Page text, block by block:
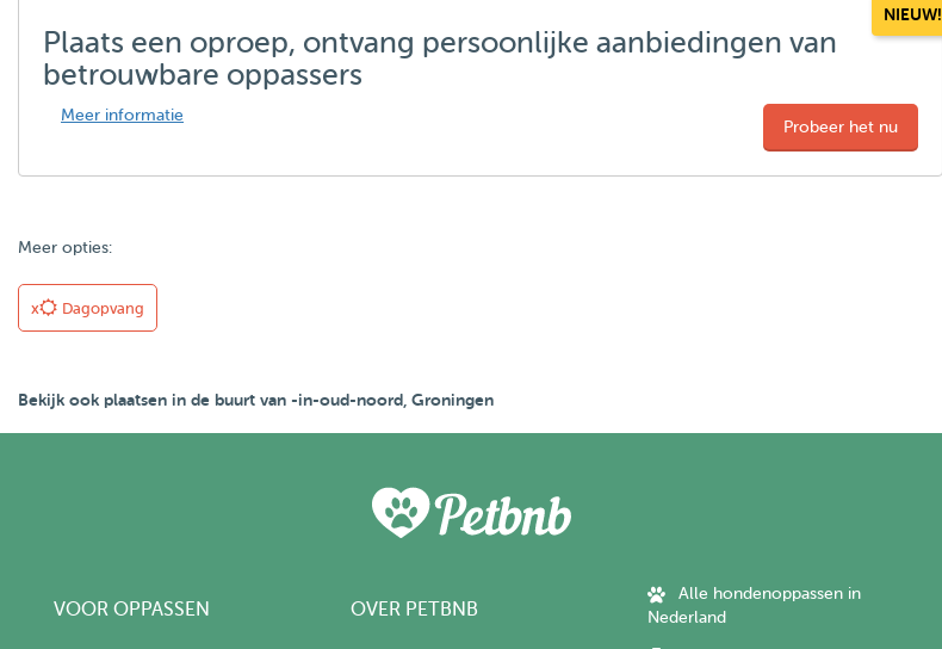
NIEUW!
Plaats een oproep, ontvang persoonlijke aanbiedingen van
betrouwbare oppassers
Meer informatie
Probeer het nu
Meer opties:
x Dagopvang
Bekijk ook plaatsen in de buurt van -in-oud-noord, Groningen
VOOR OPPASSEN OVER PETBNB
Alle hondenoppassen in
Nederland